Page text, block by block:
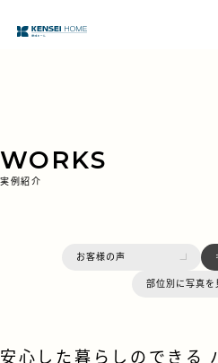
WORKS
実例紹介
お客様の声
部位別に写真を
安心した暮らしのできる